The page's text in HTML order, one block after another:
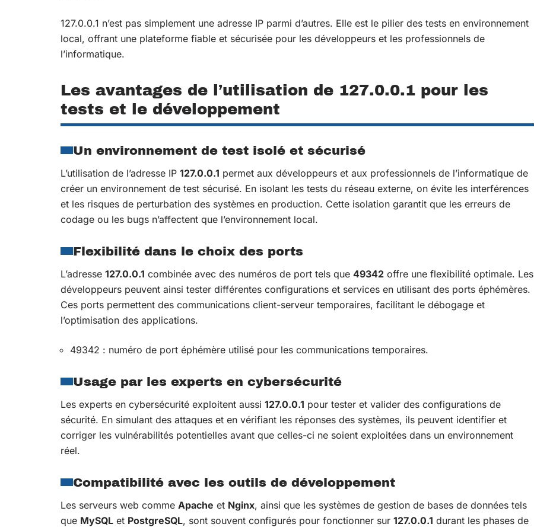
127.0.0.1 n’est pas simplement une adresse IP parmi d’autres. Elle est le pilier des tests en environnement
local, offrant une plateforme fiable et sécurisée pour les développeurs et les professionnels de
l’informatique.
Les avantages de l’utilisation de 127.0.0.1 pour les
tests et le développement
Un environnement de test isolé et sécurisé
L’utilisation de l’adresse IP 127.0.0.1 permet aux développeurs et aux professionnels de l’informatique de
créer un environnement de test sécurisé. En isolant les tests du réseau externe, on évite les interférences
et les risques de perturbation des systèmes en production. Cette isolation garantit que les erreurs de
codage ou les bugs n’affectent que l’environnement local.
Flexibilité dans le choix des ports
L’adresse 127.0.0.1 combinée avec des numéros de port tels que 49342 offre une flexibilité optimale. Les
développeurs peuvent ainsi tester différentes configurations et services en utilisant des ports éphémères.
Ces ports permettent des communications client-serveur temporaires, facilitant le débogage et
l’optimisation des applications.
49342 : numéro de port éphémère utilisé pour les communications temporaires.
Usage par les experts en cybersécurité
Les experts en cybersécurité exploitent aussi 127.0.0.1 pour tester et valider des configurations de
sécurité. En simulant des attaques et en vérifiant les réponses des systèmes, ils peuvent identifier et
corriger les vulnérabilités potentielles avant que celles-ci ne soient exploitées dans un environnement
réel.
Compatibilité avec les outils de développement
Les serveurs web comme Apache et Nginx, ainsi que les systèmes de gestion de bases de données tels
que MySQL et PostgreSQL, sont souvent configurés pour fonctionner sur 127.0.0.1 durant les phases de